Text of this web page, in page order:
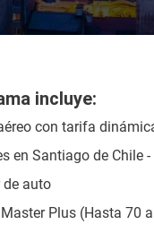
incluye:
con tarifa
en Santiago de Chile
de auto
Plus (Hasta 70